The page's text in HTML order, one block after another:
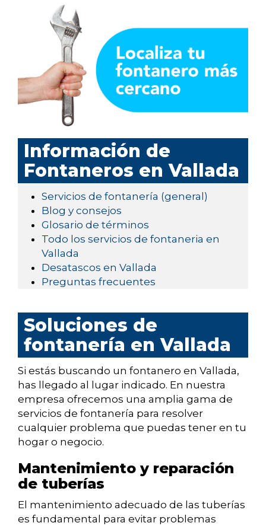
Información de
Fontaneros en Vallada
Servicios de fontanería (general)
Blog y consejos
Glosario de términos
Todo los servicios de fontaneria en
Vallada
Desatascos en Vallada
Preguntas frecuentes
Soluciones de
fontanería en Vallada
Si estás buscando un fontanero en Vallada,
has llegado al lugar indicado. En nuestra
empresa ofrecemos una amplia gama de
servicios de fontanería para resolver
cualquier problema que puedas tener en tu
hogar o negocio.
Mantenimiento y reparación
de tuberías
El mantenimiento adecuado de las tuberías
es fundamental para evitar problemas